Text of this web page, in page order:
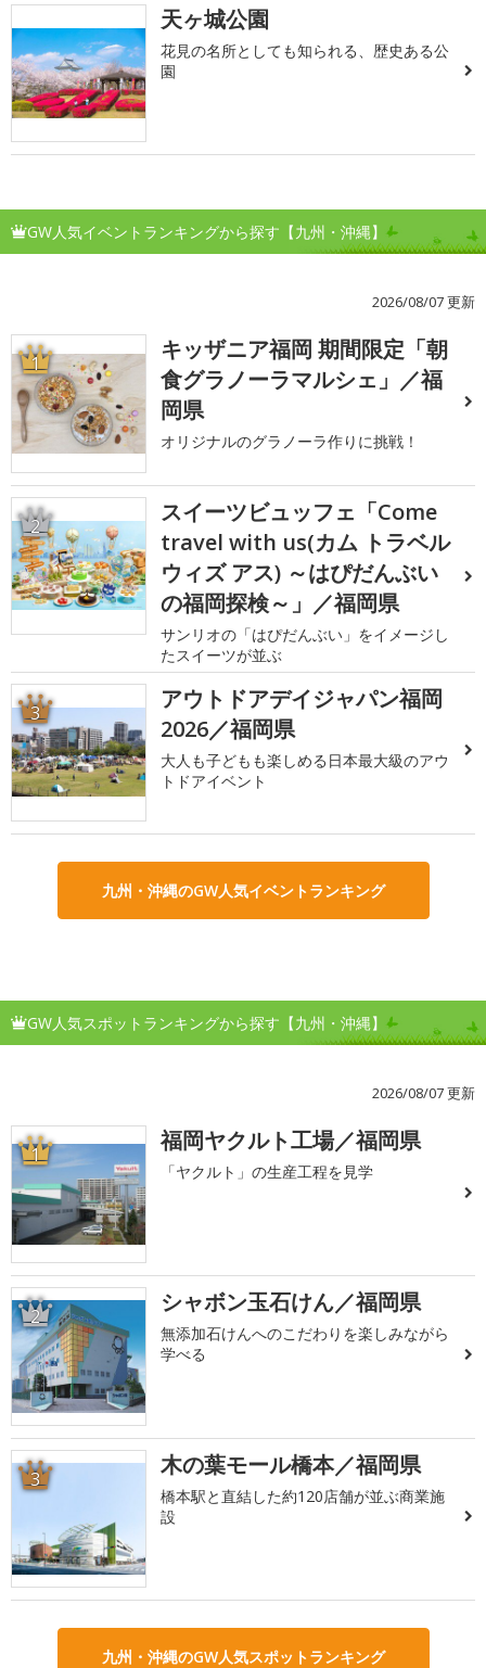
天ヶ城公園
花見の名所としても知られる、歴史ある公
園
GW人気イベントランキングから探す【九州・沖縄】
2026/08/07 更新
1
キッザニア福岡 期間限定「朝
食グラノーラマルシェ」／福
岡県
オリジナルのグラノーラ作りに挑戦！
2
スイーツビュッフェ「Come
travel with us(カム トラベル
ウィズ アス) ～はぴだんぶい
の福岡探検～」／福岡県
サンリオの「はぴだんぶい」をイメージし
たスイーツが並ぶ
3
アウトドアデイジャパン福岡
2026／福岡県
大人も子どもも楽しめる日本最大級のアウ
トドアイベント
九州・沖縄のGW人気イベントランキング
GW人気スポットランキングから探す【九州・沖縄】
2026/08/07 更新
1 福岡ヤクルト工場／福岡県
「ヤクルト」の生産工程を見学
2 シャボン玉石けん／福岡県
無添加石けんへのこだわりを楽しみながら
学べる
3 木の葉モール橋本／福岡県
橋本駅と直結した約120店舗が並ぶ商業施
設
九州・沖縄のGW人気スポットランキング